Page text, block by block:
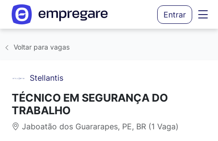
Entrar
Voltar para vagas
Stellantis
TÉCNICO EM SEGURANÇA DO
TRABALHO
Jaboatão dos Guararapes, PE, BR (1 Vaga)